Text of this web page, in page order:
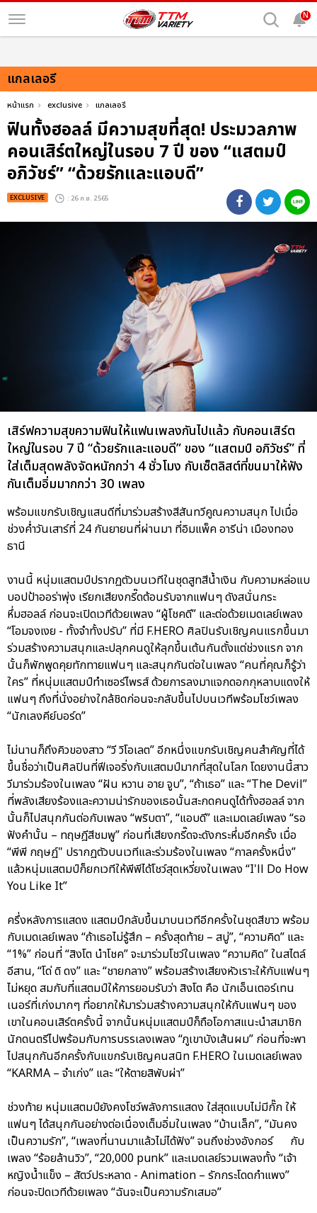
N
แกลเลอรี
หน้าแรก exclusive แกลเลอรี
ฟินทั้งฮอลล์ มีความสุขที่สุด! ประมวลภาพ
คอนเสิร์ตใหญ่ในรอบ 7 ปี ของ “แสตมป์
อภิวัชร์” “ด้วยรักและแอบดี”
EXCLUSIVE : 26 ก.ย. 2565
เสิร์ฟความสุขความฟินให้แฟนเพลงกันไปแล้ว กับคอนเสิร์ต
ใหญ่ในรอบ 7 ปี “ด้วยรักและแอบดี” ของ “แสตมป์ อภิวัชร์” ที่
ใส่เต็มสุดพลังจัดหนักกว่า 4 ชั่วโมง กับเซ็ตลิสต์ที่ขนมาให้ฟัง
กันเต็มอิ่มมากกว่า 30 เพลง
พร้อมแขกรับเชิญแสนดีที่มาร่วมสร้างสีสันทวีคูณความสนุก ไปเมื่อ
ช่วงค่ำวันเสาร์ที่ 24 กันยายนที่ผ่านมา ที่อิมแพ็ค อารีน่า เมืองทอง
ธานี
งานนี้ หนุ่มแสตมป์ปรากฏตัวบนเวทีในชุดสูทสีน้ำเงิน กับความหล่อแบ
บอปป้าออร่าพุ่ง เรียกเสียงกรี๊ดต้อนรับจากแฟนๆ ดังสนั่นกระ
หึ่มฮอลล์ ก่อนจะเปิดเวทีด้วยเพลง “ผู้โชคดี” และต่อด้วยเมดเลย์เพลง
“โอมจงเงย - ทั้งจำทั้งปรับ” ที่มี F.HERO ศิลปินรับเชิญคนแรกขึ้นมา
ร่วมสร้างความสนุกและปลุกคนดูให้ลุกขึ้นเต้นกันตั้งแต่ช่วงแรก จาก
นั้นก็พักพูดคุยทักทายแฟนๆ และสนุกกันต่อในเพลง “คนที่คุณก็รู้ว่า
ใคร” ที่หนุ่มแสตมป์ทำเซอร์ไพรส์ ด้วยการลงมาแจกดอกกุหลาบแดงให้
แฟนๆ ถึงที่นั่งอย่างใกล้ชิดก่อนจะกลับขึ้นไปบนเวทีพร้อมโชว์เพลง
“นักเลงคีย์บอร์ด”
ไม่นานก็ถึงคิวของสาว “วี วิโอเลต” อีกหนึ่งแขกรับเชิญคนสำคัญที่ได้
ขึ้นชื่อว่าเป็นศิลปินที่ฟีเจอริ่งกับแสตมป์มากที่สุดในโลก โดยงานนี้สาว
วีมาร่วมร้องในเพลง “ฝัน หวาน อาย จูบ”, “ถ้าเธอ” และ “The Devil”
ที่พลังเสียงร้องและความน่ารักของเธอนั้นสะกดคนดูได้ทั้งฮอลล์ จาก
นั้นก็ไปสนุกกันต่อกับเพลง “พริบตา”, “แอบดี” และเมดเลย์เพลง “รอ
ฟังคำนั้น – ทฤษฎีสีชมพู” ก่อนที่เสียงกรี๊ดจะดังกระหึ่มอีกครั้ง เมื่อ
“พีพี กฤษฏ์" ปรากฏตัวบนเวทีและร่วมร้องในเพลง “กาลครั้งหนึ่ง”
แล้วหนุ่มแสตมป์ก็ยกเวทีให้พีพีได้โชว์สุดเหวี่ยงในเพลง “I'll Do How
You Like It”
ครึ่งหลังการแสดง แสตมป์กลับขึ้นมาบนเวทีอีกครั้งในชุดสีขาว พร้อม
กับเมดเลย์เพลง “ถ้าเธอไม่รู้สึก – ครั้งสุดท้าย – สบู่”, “ความคิด” และ
“1%” ก่อนที่ “สิงโต นำโชค” จะมาร่วมโชว์ในเพลง “ความคิด” ในสไตล์
อีสาน, “โด่ ดิ ดง” และ “ชายกลาง” พร้อมสร้างเสียงหัวเราะให้กับแฟนๆ
ไม่หยุด สมกับที่แสตมป์ให้การยอมรับว่า สิงโต คือ นักเอ็นเตอร์เทน
เนอร์ที่เก่งมากๆ ที่อยากให้มาร่วมสร้างความสนุกให้กับแฟนๆ ของ
เขาในคอนเสิร์ตครั้งนี้ จากนั้นหนุ่มแสตมป์ก็ถือโอกาสแนะนำสมาชิก
นักดนตรีไปพร้อมกับการบรรเลงเพลง “ภูเขาบังเส้นผม” ก่อนที่จะพา
ไปสนุกกันอีกครั้งกับแขกรับเชิญคนสนิท F.HERO ในเมดเลย์เพลง
“KARMA – จำเก่ง” และ “ให้ตายสิพับผ่า”
ช่วงท้าย หนุ่มแสตมป์ยังคงโชว์พลังการแสดง ใส่สุดแบบไม่มีกั๊ก ให้
แฟนๆ ได้สนุกกันอย่างต่อเนื่องเต็มอิ่มในเพลง “บ้านเล็ก”, “มันคง
เป็นความรัก”, “เพลงที่นานมาแล้วไม่ได้ฟัง” จนถึงช่วงอังกอร์ กับ
เพลง “ร้อยล้านวิว”, “20,000 punk” และเมดเลย์รวมเพลงทั้ง “เจ้า
หญิงน้ำแข็ง – สัตว์ประหลาด - Animation – รักกระโดดกำแพง”
ก่อนจะปิดเวทีด้วยเพลง “ฉันจะเป็นความรักเสมอ”